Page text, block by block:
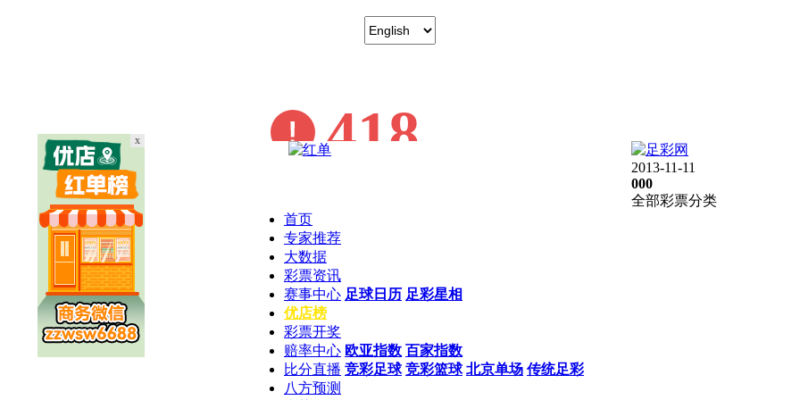
2013-11-11
000
全部彩票分类
首页
专家推荐
大数据
彩票资讯
赛事中心 足球日历 足彩星相
优店榜
彩票开奖
赔率中心 欧亚指数 百家指数
比分直播 竞彩足球 竞彩篮球 北京单场 传统足彩
八方预测
x